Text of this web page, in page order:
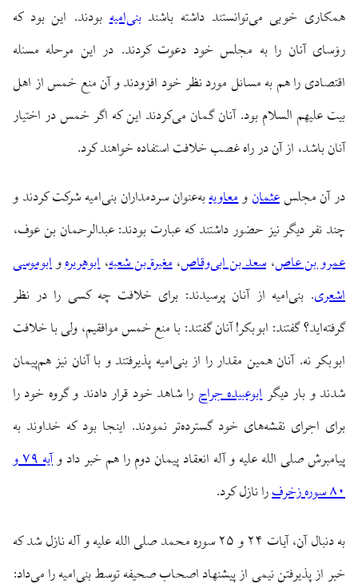
همکاری خوبی می‌توانستند داشته باشندبنی‌امیهبودند. این بود که
رؤسای آنان را به مجلس خود دعوت کردند. در این مرحله مسئله
اقتصادی را هم به مسائل مورد نظر خود افزودند و آن منع خمس از اهل
بیت علیهم السلام بود. آنان گمان می‌کردند این که اگر خمس در اختیار
آنان باشد، از آن در راه غصب خلافت استفاده خواهند کرد.
در آن مجلسعثمانومعاویهبه‌عنوان سردمداران بنی‌امیه شرکت کردند و
چند نفر دیگر نیز حضور داشتند که عبارت بودند: عبدالرحمان بن عوف،
عمرو بن عاص،سعد بن ابی‌وقاص،مغیرة بن شعبه،ابوهریرهوابوموسی
اشعری. بنی‌امیه از آنان پرسیدند: برای خلافت چه کسی را در نظر
گرفته‌اید؟ گفتند: ابوبکر! آنان گفتند: با منع خمس موافقیم، ولی با خلافت
ابوبکر نه. آنان همین مقدار را از بنی‌امیه پذیرفتند و با آنان نیز هم‌پیمان
شدند و بار دیگرابوعبیده جراحرا شاهد خود قرار دادند و گروه خود را
برای اجرای نقشه‌های خود گسترده‌تر نمودند. اینجا بود که خداوند به
پیامبرش صلی الله علیه و آله انعقاد پیمان دوم را هم خبر داد و
آیه ۷۹ و
۸۰ سوره زخرف
را نازل کرد.
به دنبال آن، آیات ۲۴ و ۲۵ سوره محمد صلی الله علیه و آله نازل شد که
خبر از پذیرفتن نیمی از پیشنهاد اصحاب صحیفه توسط بنی‌امیه را می‌داد: